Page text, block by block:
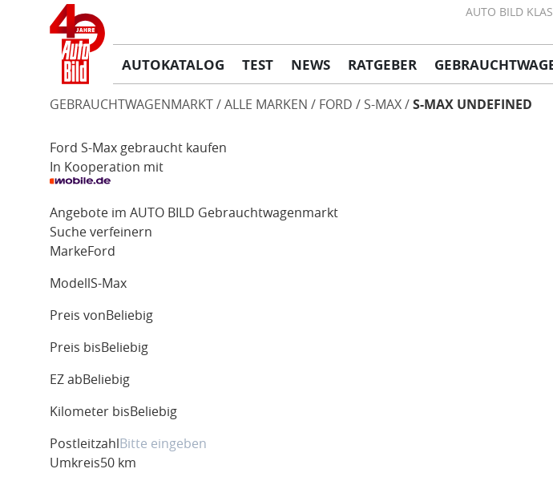
AUTO BILD
AUTOKATALOG TEST NEWS RATGEBER
GEBRAUCHTWAGENMARKT ALLE MARKEN FORD S-MAX S-MAX UNDEFINED
Ford S-Max gebraucht kaufen
In Kooperation mit
Angebote im AUTO BILD Gebrauchtwagenmarkt
Suche verfeinern
MarkeFord
Modell S-Max
Preis von Beliebig
Preis bis Beliebig
EZ ab Beliebig
Kilometer bis Beliebig
Postleitzahl
Umkreis50 km